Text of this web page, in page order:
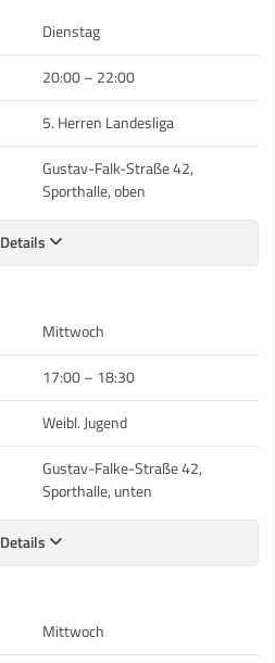
Dienstag
20:00– 22:00
5. Herren Landesliga
Gustav-Falk-Straße 42,
Sporthalle, oben
Details
Mittwoch
17:00– 18:30
Weibl. Jugend
Gustav-Falke-Straße 42,
Sporthalle, unten
Details
Mittwoch